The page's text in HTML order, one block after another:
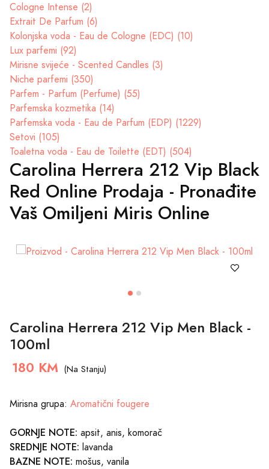
Cologne Intense (2)
Extrait De Parfum (6)
Kolonjska voda - Eau de Cologne (EDC) (10)
Lux parfemi (92)
Mirisne svijeće - Scented Candles (3)
Niche parfemi (350)
Parfem - Parfum (Perfume) (55)
Parfemska kozmetika (14)
Parfemska voda - Eau de Parfum (EDP) (1229)
Setovi (105)
Toaletna voda - Eau de Toilette (EDT) (504)
Carolina Herrera 212 Vip Black
Red Online Prodaja - Pronađite
Vaš Omiljeni Miris Online
Carolina Herrera 212 Vip Men Black -
100ml
180 KM (Na Stanju)
Mirisna grupa: Aromatični fougere
GORNJE NOTE: apsit, anis, komorač
SREDNJE NOTE: lavanda
BAZNE NOTE: mošus, vanila